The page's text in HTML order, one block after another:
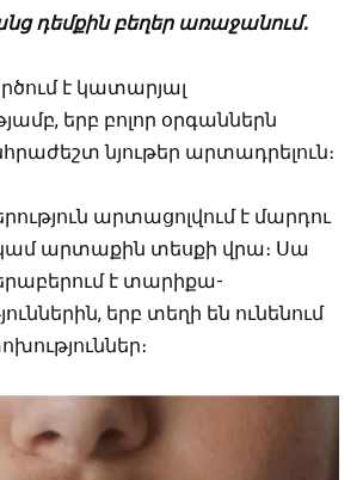
դեմքին բեղեր առաջանում․
է կատարյալ
երբ բոլոր օրգաններն
նյութեր արտադրելուն։
արտացոլվում է մարդու
արտաքին տեսքի վրա։ Սա
է տարիքա-
երբ տեղի են ունենում